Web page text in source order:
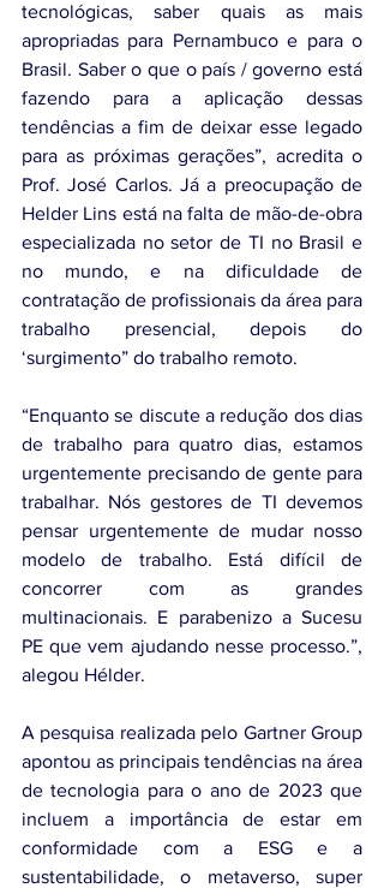
tecnológicas, saber quais as mais
apropriadas para Pernambuco e para o
Brasil. Saber o que o país / governo está
fazendo para a aplicação dessas
tendências a fim de deixar esse legado
para as próximas gerações”, acredita o
Prof. José Carlos. Já a preocupação de
Helder Lins está na falta de mão-de-obra
especializada no setor de TI no Brasil e
no mundo, e na dificuldade de
contratação de profissionais da área para
trabalho presencial, depois do
‘surgimento” do trabalho remoto.
“Enquanto se discute a redução dos dias
de trabalho para quatro dias, estamos
urgentemente precisando de gente para
trabalhar. Nós gestores de TI devemos
pensar urgentemente de mudar nosso
modelo de trabalho. Está difícil de
concorrer com as grandes
multinacionais. E parabenizo a Sucesu
PE que vem ajudando nesse processo.”,
alegou Hélder.
A pesquisa realizada pelo Gartner Group
apontou as principais tendências na área
de tecnologia para o ano de 2023 que
incluem a importância de estar em
conformidade com a ESG e a
sustentabilidade, o metaverso, super